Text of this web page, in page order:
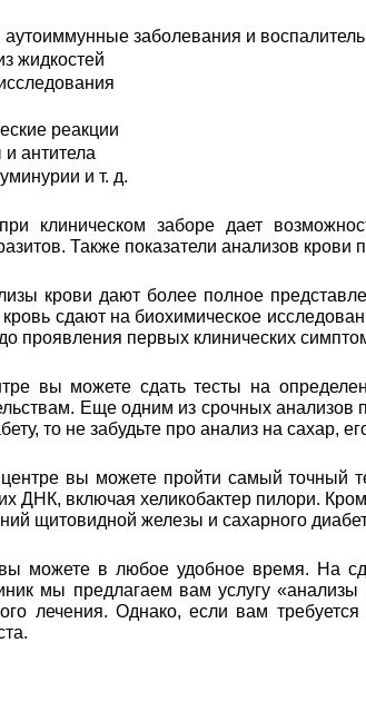
заболевания и
жидкостей
реакции
антитела
и т. д.
клиническом заборе дает
Также показатели анализов
крови дают более полное
сдают на биохимическое
проявления первых клинических
вы можете сдать тесты на
Еще одним из срочных анализов
то не забудьте про анализ на сахар,
вы можете пройти самый точный
ДНК, включая хеликобактер пилори.
щитовидной железы и сахарного
можете в любое удобное время. На
мы предлагаем вам услугу
лечения. Однако, если вам